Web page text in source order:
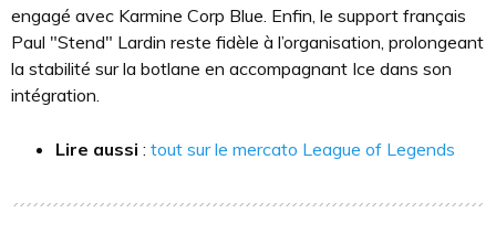
engagé avec Karmine Corp Blue. Enfin, le support français
Paul "Stend" Lardin reste fidèle à l’organisation, prolongeant
la stabilité sur la botlane en accompagnant Ice dans son
intégration.
Lire aussi : tout sur le mercato League of Legends